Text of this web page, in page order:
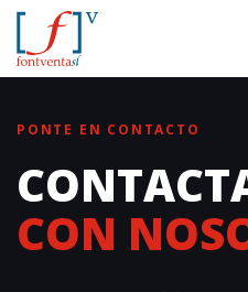
PONTE EN CONTACTO
CON